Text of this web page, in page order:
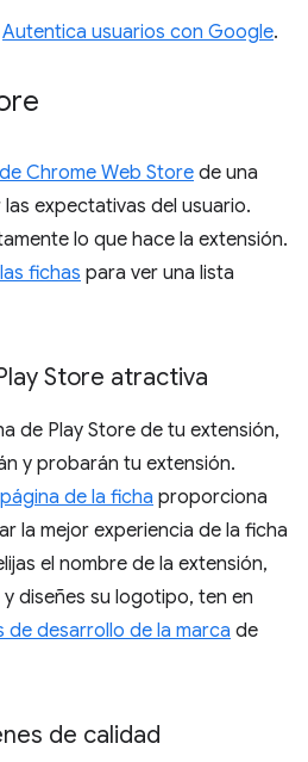
Autentica usuarios con Google.
Chrome Web Store de una
expectativas del usuario.
lo que hace la extensión.
fichas para ver una lista
Store atractiva
de Play Store de tu extensión,
y probarán tu extensión.
de la ficha proporciona
la mejor experiencia de la ficha
el nombre de la extensión,
diseñes su logotipo, ten en
de desarrollo de la marca de
de calidad